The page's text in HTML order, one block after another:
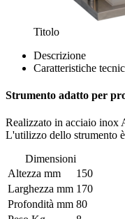
Titolo
Descrizione
Caratteristiche
Strumento adatto per
Realizzato in acciaio inox
L'utilizzo dello strumento
Dimensioni
Altezza mm
150
Larghezza mm 170
Profondità mm 80